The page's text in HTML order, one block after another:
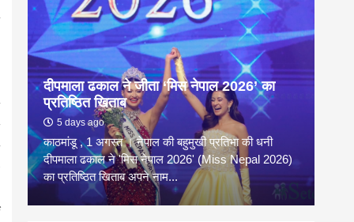
दीपमाला ढकाल ने जीता ‘मिस नेपाल 2026’ का
प्रतिष्ठित खिताब
5 days ago
काठमांडू , 1 अगस्त । नेपाल की बहुमुखी प्रतिभा की धनी
दीपमाला ढकाल ने 'मिस नेपाल 2026' (Miss Nepal 2026)
का प्रतिष्ठित खिताब अपने नाम...